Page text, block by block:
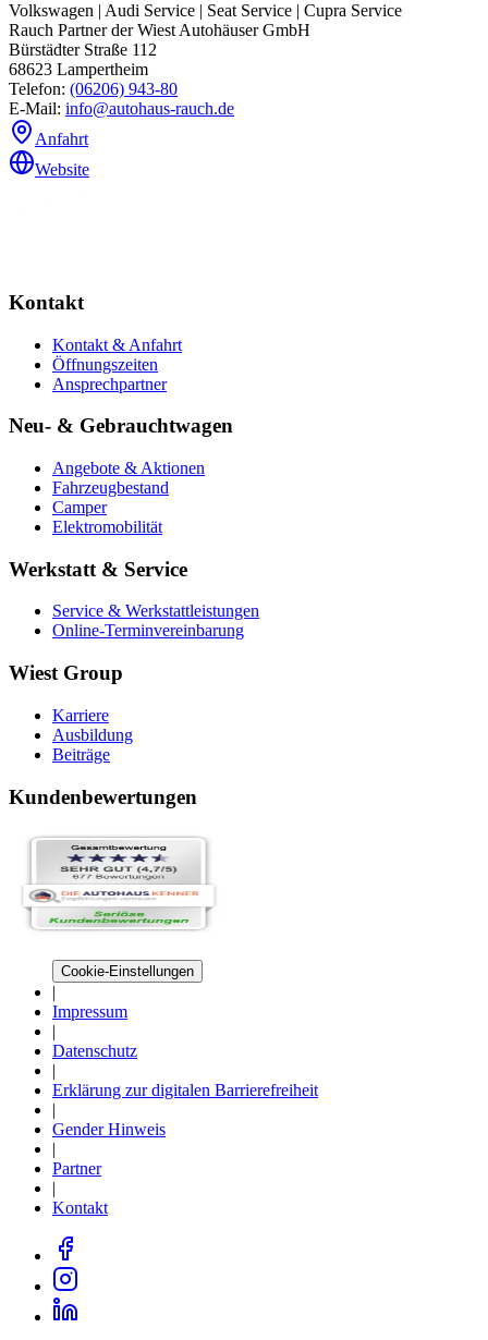
Volkswagen | Audi Service | Seat Service | Cupra Service
Rauch Partner der Wiest Autohäuser GmbH
Bürstädter Straße 112
68623 Lampertheim
Telefon: (06206) 943-80
E-Mail: info@autohaus-rauch.de
Anfahrt
Website
Kontakt
Kontakt & Anfahrt
Öffnungszeiten
Ansprechpartner
Neu- & Gebrauchtwagen
Angebote & Aktionen
Fahrzeugbestand
Camper
Elektromobilität
Werkstatt & Service
Service & Werkstattleistungen
Online-Terminvereinbarung
Wiest Group
Karriere
Ausbildung
Beiträge
Kundenbewertungen
Cookie-Einstellungen
|
Impressum
|
Datenschutz
|
Erklärung zur digitalen Barrierefreiheit
|
Gender Hinweis
|
Partner
|
Kontakt